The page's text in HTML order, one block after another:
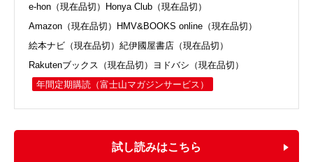
e-hon（現在品切）
Honya Club（現在品切）
Amazon（現在品切）
HMV&BOOKS online（現在品切）
絵本ナビ（現在品切） 紀伊國屋書店（現在品切）
Rakutenブックス（現在品切）
ヨドバシ（現在品切）
年間定期購読 （富士山マガジンサービス）
試し読みはこちら